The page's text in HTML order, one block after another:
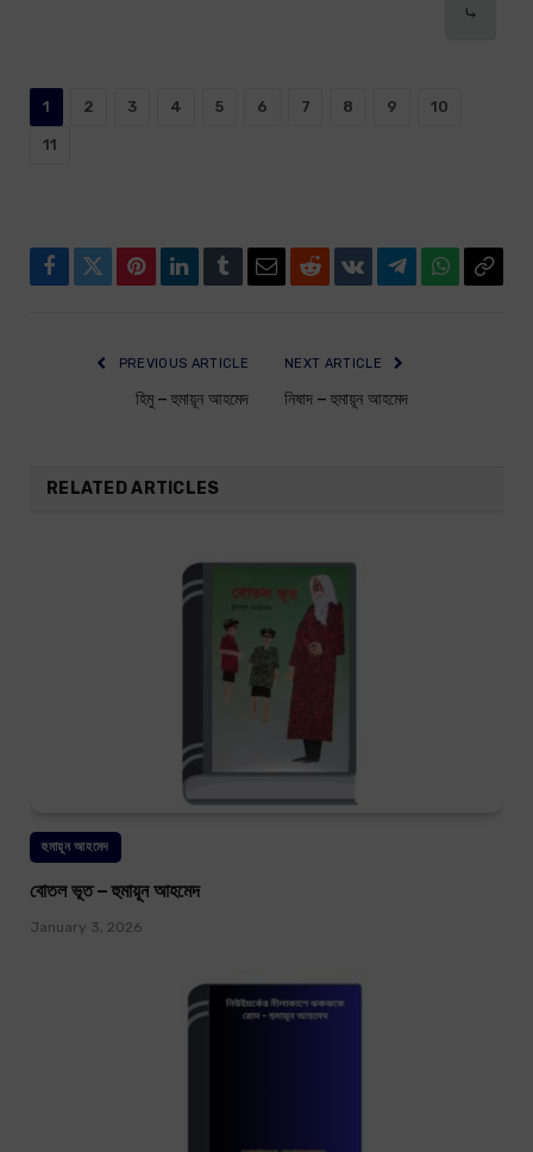
⤷
1 2 3 4 5 6 7 8 9 10
11
Facebook
TwitterPinterestLinkedIn
TumblrEmailRedditVKontakte
TelegramWhatsApp
Copy
PREVIOUS ARTICLE
হিমু – হুমায়ূন আহমেদ
NEXT ARTICLE
নিষাদ – হুমায়ূন আহমেদ
RELATED ARTICLES
হুমায়ূন আহমেদ
বোতল ভূত – হুমায়ূন আহমেদ
January 3, 2026